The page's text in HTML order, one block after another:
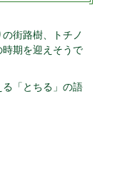
街路樹、トチノ
期を迎えそうで
る「とちる」の語